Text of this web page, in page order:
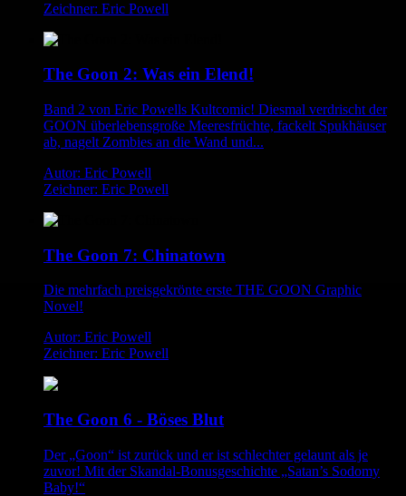
Zeichner: Eric Powell
The Goon 2: Was ein Elend!
Band 2 von Eric Powells Kultcomic! Diesmal verdrischt der
GOON überlebensgroße Meeresfrüchte, fackelt Spukhäuser
ab, nagelt Zombies an die Wand und...
Autor: Eric Powell
Zeichner: Eric Powell
The Goon 7: Chinatown
Die mehrfach preisgekrönte erste THE GOON Graphic
Novel!
Autor: Eric Powell
Zeichner: Eric Powell
The Goon 6 - Böses Blut
Der „Goon“ ist zurück und er ist schlechter gelaunt als je
zuvor! Mit der Skandal-Bonusgeschichte „Satan’s Sodomy
Baby!“